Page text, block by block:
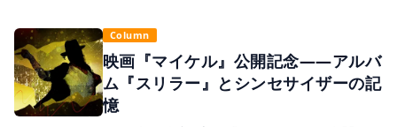
分かりやすく解説します。最後におすすめ
のスタジオも紹介しているので、ぜひ参考
にしてみてください。
るのか？”“誰に届けたいのか？”といった
目的が曖昧なままでは、思うような成果に
つながらないことも少なくありません。収
益を得たいのか、ファンを増やしたいの
か、あるいは作家活動や仕事獲得のための
Column
映画『マイケル』公開記念——アルバ
ム『スリラー』とシンセサイザーの記
憶